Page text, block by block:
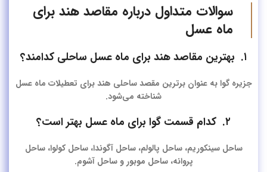
سوالات متداول درباره مقاصد هند برای
ماه عسل
۱. بهترین مقاصد هند برای ماه عسل ساحلی کدامند؟
جزیره گوا به عنوان برترین مقصد ساحلی هند برای تعطیلات ماه عسل
شناخته می‌شود.
۲. کدام قسمت گوا برای ماه عسل بهتر است؟
ساحل سینکوریم، ساحل پالولم، ساحل آگوندا، ساحل کولوا، ساحل
پروانه، ساحل موبور و ساحل آشوم.